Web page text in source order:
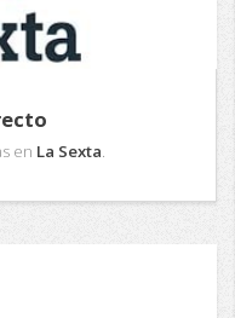
en La Sexta.